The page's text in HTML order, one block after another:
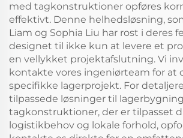
med tagkonstruktioner opføres
effektivt. Denne helhedsløsning,
Liam og Sophia Liu har rost i deres
designet til ikke kun at levere et
en vellykket projektafslutning. Vi
kontakte vores ingeniørteam for at
specifikke lagerprojekt. For
tilpassede løsninger til
tagkonstruktioner, der er tilpasset
logistikbehov og lokale forhold,